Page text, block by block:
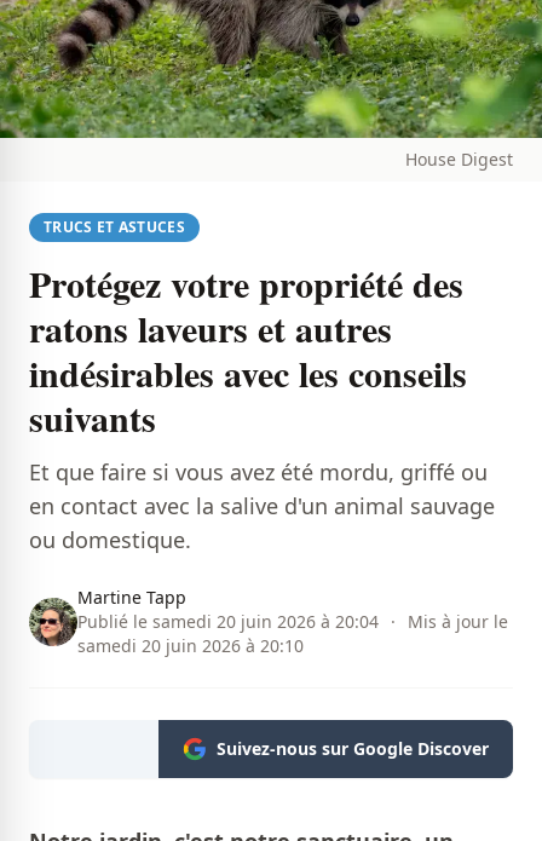
House Digest
TRUCS ET ASTUCES
Protégez votre propriété des
ratons laveurs et autres
indésirables avec les conseils
suivants
Et que faire si vous avez été mordu, griffé ou
en contact avec la salive d'un animal sauvage
ou domestique.
Martine Tapp
Publié le samedi 20 juin 2026 à 20:04 ·
Mis à jour le
samedi 20 juin 2026 à 20:10
Suivez-nous sur Google Discover